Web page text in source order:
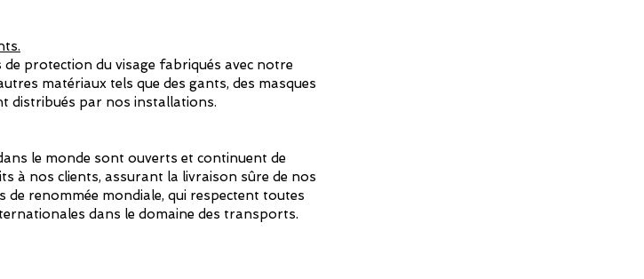
de protection du visage fabriqués avec notre
matériaux tels que des gants, des masques
distribués par nos installations.
le monde sont ouverts et continuent de
à nos clients, assurant la livraison sûre de nos
renommée mondiale, qui respectent toutes
dans le domaine des transports.